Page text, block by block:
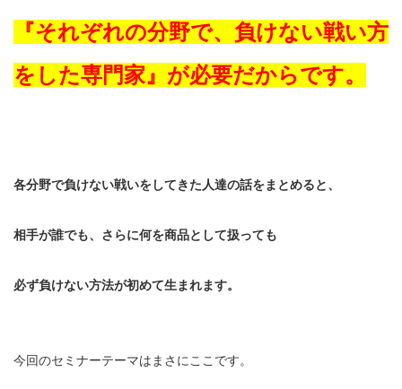
『それぞれの分野で、負けない戦い方
をした専門家』が必要だからです。
各分野で負けない戦いをしてきた人達の話をまとめると、
相手が誰でも、さらに何を商品として扱っても
必ず負けない方法が初めて生まれます。
今回のセミナーテーマはまさにここです。